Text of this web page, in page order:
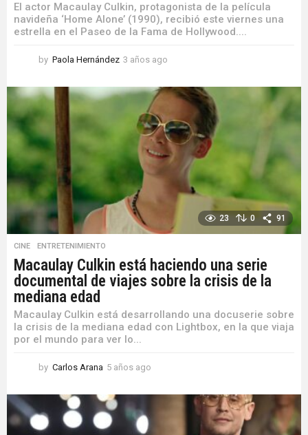
El actor Macaulay Culkin, protagonista de la película
navideña ‘Home Alone’ (1990), recibió este viernes una
estrella en el Paseo de la Fama de Hollywood....
by Paola Hernández 3 años ago
ñ
o
a
g
o
23 0 91
CINE ,ENTRETENIMIENTO
Macaulay Culkin está haciendo una serie
documental de viajes sobre la crisis de la
mediana edad
Macaulay Culkin está desarrollando una docuserie sobre
la crisis de la mediana edad con Lightbox, en la que viaja
por el mundo para ver lo...
by Carlos Arana 5 años ago
ñ